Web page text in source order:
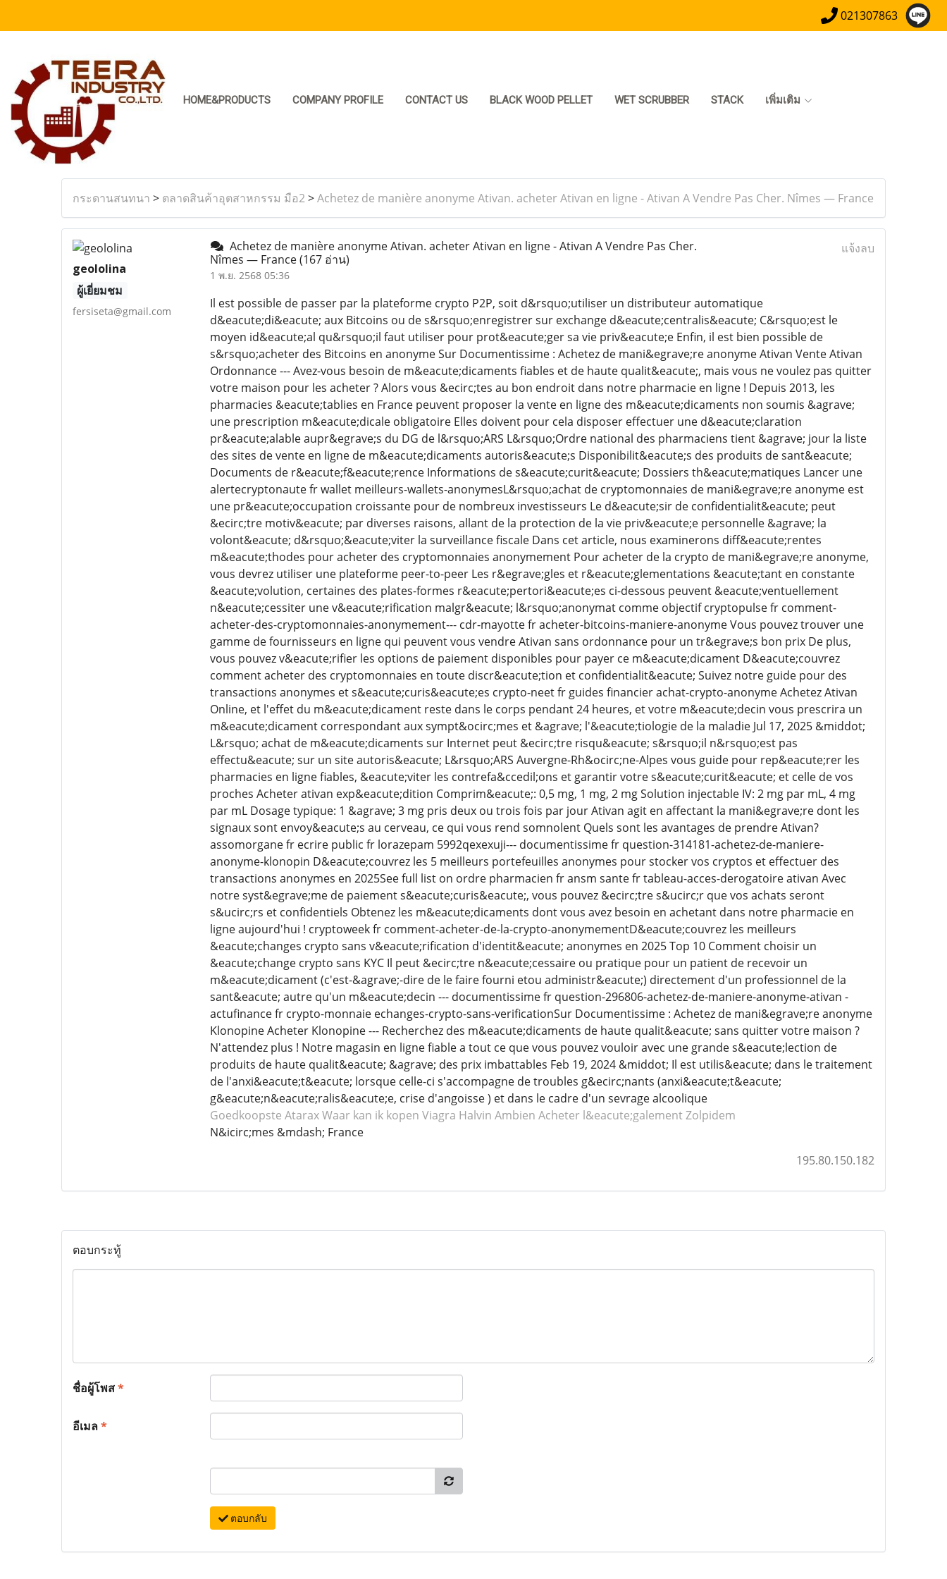
021307863
HOME&PRODUCTS COMPANY PROFILE CONTACT US BLACK WOOD PELLET WET SCRUBBER STACK เพิ่มเติม
กระดานสนทนา > ตลาดสินค้าอุตสาหกรรม มือ2>Achetez de manière anonyme Ativan. acheter Ativan en ligne - Ativan A Vendre Pas Cher. Nîmes — France
geololina
ผู้เยี่ยมชม
fersiseta@gmail.com
Achetez de manière anonyme Ativan. acheter Ativan en ligne - Ativan A Vendre Pas Cher.
Nîmes — France(167 อ่าน)
1 พ.ย. 2568 05:36
แจ้งลบ
Il est possible de passer par la plateforme crypto P2P, soit d&rsquo;utiliser un distributeur automatique
d&eacute;di&eacute; aux Bitcoins ou de s&rsquo;enregistrer sur exchange d&eacute;centralis&eacute; C&rsquo;est le
moyen id&eacute;al qu&rsquo;il faut utiliser pour prot&eacute;ger sa vie priv&eacute;e Enfin, il est bien possible de
s&rsquo;acheter des Bitcoins en anonyme Sur Documentissime : Achetez de mani&egrave;re anonyme Ativan Vente Ativan
Ordonnance --- Avez-vous besoin de m&eacute;dicaments fiables et de haute qualit&eacute;, mais vous ne voulez pas quitter
votre maison pour les acheter ? Alors vous &ecirc;tes au bon endroit dans notre pharmacie en ligne ! Depuis 2013, les
pharmacies &eacute;tablies en France peuvent proposer la vente en ligne des m&eacute;dicaments non soumis &agrave;
une prescription m&eacute;dicale obligatoire Elles doivent pour cela disposer effectuer une d&eacute;claration
pr&eacute;alable aupr&egrave;s du DG de l&rsquo;ARS L&rsquo;Ordre national des pharmaciens tient &agrave; jour la liste
des sites de vente en ligne de m&eacute;dicaments autoris&eacute;s Disponibilit&eacute;s des produits de sant&eacute;
Documents de r&eacute;f&eacute;rence Informations de s&eacute;curit&eacute; Dossiers th&eacute;matiques Lancer une
alertecryptonaute fr wallet meilleurs-wallets-anonymesL&rsquo;achat de cryptomonnaies de mani&egrave;re anonyme est
une pr&eacute;occupation croissante pour de nombreux investisseurs Le d&eacute;sir de confidentialit&eacute; peut
&ecirc;tre motiv&eacute; par diverses raisons, allant de la protection de la vie priv&eacute;e personnelle &agrave; la
volont&eacute; d&rsquo;&eacute;viter la surveillance fiscale Dans cet article, nous examinerons diff&eacute;rentes
m&eacute;thodes pour acheter des cryptomonnaies anonymement Pour acheter de la crypto de mani&egrave;re anonyme,
vous devrez utiliser une plateforme peer-to-peer Les r&egrave;gles et r&eacute;glementations &eacute;tant en constante
&eacute;volution, certaines des plates-formes r&eacute;pertori&eacute;es ci-dessous peuvent &eacute;ventuellement
n&eacute;cessiter une v&eacute;rification malgr&eacute; l&rsquo;anonymat comme objectif cryptopulse fr comment-
acheter-des-cryptomonnaies-anonymement--- cdr-mayotte fr acheter-bitcoins-maniere-anonyme Vous pouvez trouver une
gamme de fournisseurs en ligne qui peuvent vous vendre Ativan sans ordonnance pour un tr&egrave;s bon prix De plus,
vous pouvez v&eacute;rifier les options de paiement disponibles pour payer ce m&eacute;dicament D&eacute;couvrez
comment acheter des cryptomonnaies en toute discr&eacute;tion et confidentialit&eacute; Suivez notre guide pour des
transactions anonymes et s&eacute;curis&eacute;es crypto-neet fr guides financier achat-crypto-anonyme Achetez Ativan
Online, et l'effet du m&eacute;dicament reste dans le corps pendant 24 heures, et votre m&eacute;decin vous prescrira un
m&eacute;dicament correspondant aux sympt&ocirc;mes et &agrave; l'&eacute;tiologie de la maladie Jul 17, 2025 &middot;
L&rsquo; achat de m&eacute;dicaments sur Internet peut &ecirc;tre risqu&eacute; s&rsquo;il n&rsquo;est pas
effectu&eacute; sur un site autoris&eacute; L&rsquo;ARS Auvergne-Rh&ocirc;ne-Alpes vous guide pour rep&eacute;rer les
pharmacies en ligne fiables, &eacute;viter les contrefa&ccedil;ons et garantir votre s&eacute;curit&eacute; et celle de vos
proches Acheter ativan exp&eacute;dition Comprim&eacute;: 0,5 mg, 1 mg, 2 mg Solution injectable IV: 2 mg par mL, 4 mg
par mL Dosage typique: 1 &agrave; 3 mg pris deux ou trois fois par jour Ativan agit en affectant la mani&egrave;re dont les
signaux sont envoy&eacute;s au cerveau, ce qui vous rend somnolent Quels sont les avantages de prendre Ativan?
assomorgane fr ecrire public fr lorazepam 5992qexexuji--- documentissime fr question-314181-achetez-de-maniere-
anonyme-klonopin D&eacute;couvrez les 5 meilleurs portefeuilles anonymes pour stocker vos cryptos et effectuer des
transactions anonymes en 2025See full list on ordre pharmacien fr ansm sante fr tableau-acces-derogatoire ativan Avec
notre syst&egrave;me de paiement s&eacute;curis&eacute;, vous pouvez &ecirc;tre s&ucirc;r que vos achats seront
s&ucirc;rs et confidentiels Obtenez les m&eacute;dicaments dont vous avez besoin en achetant dans notre pharmacie en
ligne aujourd'hui ! cryptoweek fr comment-acheter-de-la-crypto-anonymementD&eacute;couvrez les meilleurs
&eacute;changes crypto sans v&eacute;rification d'identit&eacute; anonymes en 2025 Top 10 Comment choisir un
&eacute;change crypto sans KYC Il peut &ecirc;tre n&eacute;cessaire ou pratique pour un patient de recevoir un
m&eacute;dicament (c'est-&agrave;-dire de le faire fourni etou administr&eacute;) directement d'un professionnel de la
sant&eacute; autre qu'un m&eacute;decin --- documentissime fr question-296806-achetez-de-maniere-anonyme-ativan -
actufinance fr crypto-monnaie echanges-crypto-sans-verificationSur Documentissime : Achetez de mani&egrave;re anonyme
Klonopine Acheter Klonopine --- Recherchez des m&eacute;dicaments de haute qualit&eacute; sans quitter votre maison ?
N'attendez plus ! Notre magasin en ligne fiable a tout ce que vous pouvez vouloir avec une grande s&eacute;lection de
produits de haute qualit&eacute; &agrave; des prix imbattables Feb 19, 2024 &middot; Il est utilis&eacute; dans le traitement
de l'anxi&eacute;t&eacute; lorsque celle-ci s'accompagne de troubles g&ecirc;nants (anxi&eacute;t&eacute;
g&eacute;n&eacute;ralis&eacute;e, crise d'angoisse ) et dans le cadre d'un sevrage alcoolique
Goedkoopste AtaraxWaar kan ik kopen Viagra Halvin Ambien Acheter l&eacute;galement Zolpidem
N&icirc;mes &mdash; France
195.80.150.182
ตอบกระทู้
ชื่อผู้โพส*
อีเมล*
ตอบกลับ